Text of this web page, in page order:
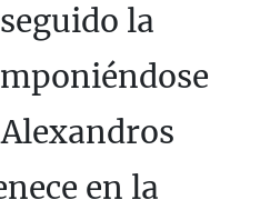
la
en la